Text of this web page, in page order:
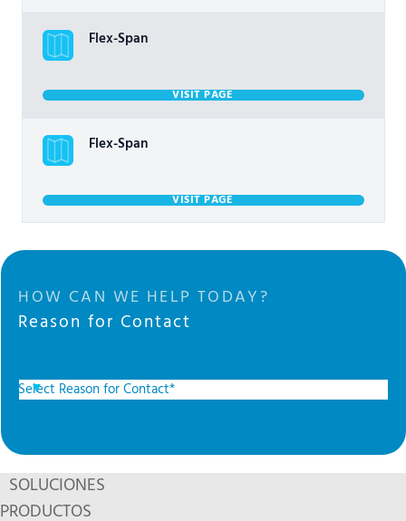
Flex-Span
VISIT PAGE
Flex-Span
VISIT PAGE
HOW CAN WE HELP TODAY?
Reason for Contact
SOLUCIONES
PRODUCTOS